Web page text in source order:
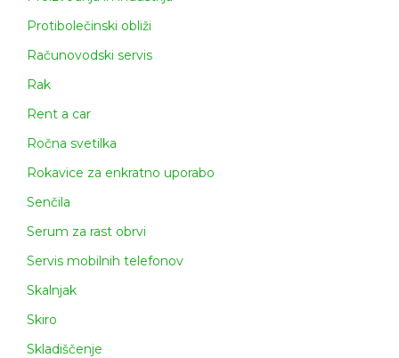
Protibolečinski obliži
Računovodski servis
Rak
Rent a car
Ročna svetilka
Rokavice za enkratno uporabo
Senčila
Serum za rast obrvi
Servis mobilnih telefonov
Skalnjak
Skiro
Skladiščenje